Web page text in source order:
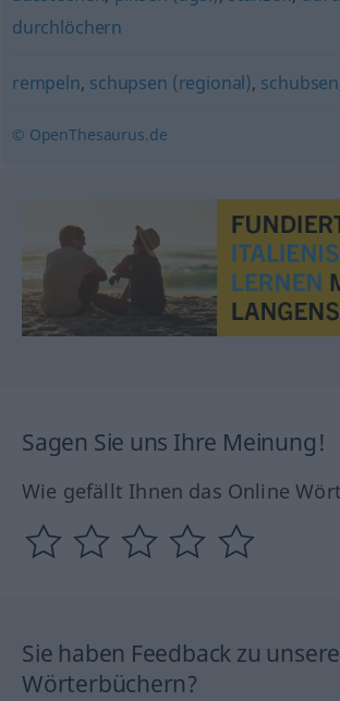
durchlöchern
rempeln, schupsen (regional), schubsen
© OpenThesaurus.de
Sagen Sie uns Ihre Meinung!
Wie gefällt Ihnen das Online
Sie haben Feedback zu
Wörterbüchern?